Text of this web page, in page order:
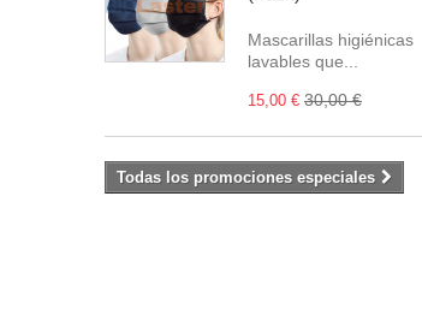
Mascarillas higiénicas
lavables que...
15,00 € 30,00 €
Todas los promociones especiales